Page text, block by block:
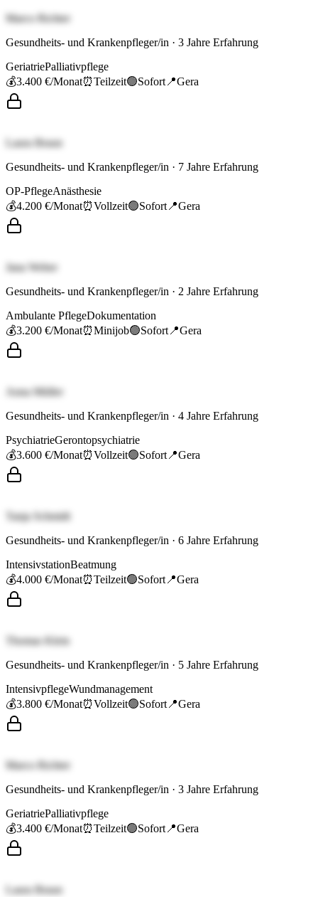
Marco Richter
Gesundheits- und Krankenpfleger/in · 3 Jahre Erfahrung
GeriatriePalliativpflege
💰3.400 €/Monat⏰Teilzeit🟢Sofort 📍Gera
Laura Braun
Gesundheits- und Krankenpfleger/in · 7 Jahre Erfahrung
OP-PflegeAnästhesie
💰4.200 €/Monat⏰Vollzeit🟢Sofort 📍Gera
Jana Weber
Gesundheits- und Krankenpfleger/in · 2 Jahre Erfahrung
Ambulante PflegeDokumentation
💰3.200 €/Monat⏰Minijob🟢Sofort 📍Gera
Anna Müller
Gesundheits- und Krankenpfleger/in · 4 Jahre Erfahrung
PsychiatrieGerontopsychiatrie
💰3.600 €/Monat⏰Vollzeit🟢Sofort 📍Gera
Tanja Schmidt
Gesundheits- und Krankenpfleger/in · 6 Jahre Erfahrung
IntensivstationBeatmung
💰4.000 €/Monat⏰Teilzeit🟢Sofort 📍Gera
Thomas Klein
Gesundheits- und Krankenpfleger/in · 5 Jahre Erfahrung
IntensivpflegeWundmanagement
💰3.800 €/Monat⏰Vollzeit🟢Sofort 📍Gera
Marco Richter
Gesundheits- und Krankenpfleger/in · 3 Jahre Erfahrung
GeriatriePalliativpflege
💰3.400 €/Monat⏰Teilzeit🟢Sofort 📍Gera
Laura Braun